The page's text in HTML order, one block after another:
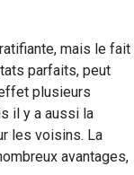
mais le fait
parfaits, peut
plusieurs
il y a aussi la
les voisins. La
avantages,